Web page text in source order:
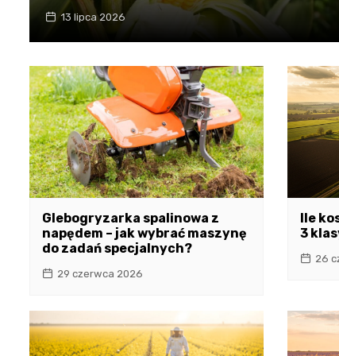
13 lipca 2026
Glebogryzarka spalinowa z
napędem – jak wybrać maszynę
do zadań specjalnych?
29 czerwca 2026
Ile
3
26